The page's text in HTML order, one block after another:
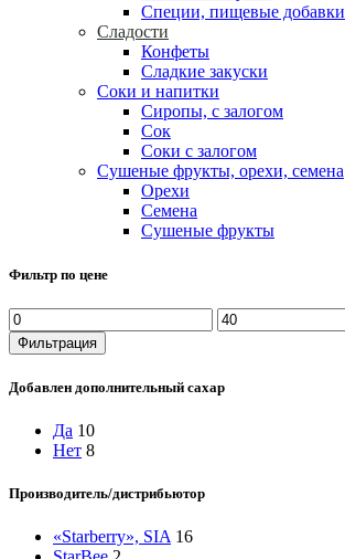
Специи, пищевые добавки
Сладости
Конфеты
Сладкие закуски
Соки и напитки
Сиропы, с залогом
Сок
Соки с залогом
Сушеные фрукты, орехи, семена
Орехи
Семена
Сушеные фрукты
Фильтр по цене
Минимальная
цена
Максимальная
цена
Фильтрация
Добавлен дополнительный сахар
Да 10
Нет 8
Производитель/дистрибьютор
«Starberry», SIA 16